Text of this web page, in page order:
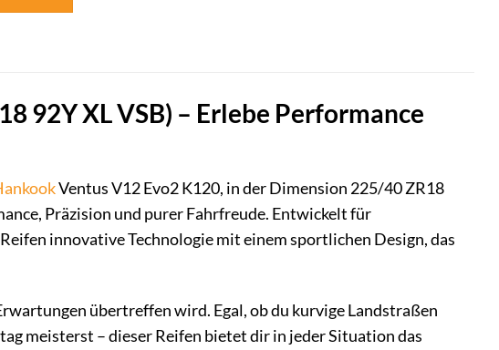
92Y XL VSB) – Erlebe Performance
Ventus V12 Evo2 K120, in der Dimension 225/40 ZR18
Präzision und purer Fahrfreude. Entwickelt für
innovative Technologie mit einem sportlichen Design, das
übertreffen wird. Egal, ob du kurvige Landstraßen
meisterst – dieser Reifen bietet dir in jeder Situation das